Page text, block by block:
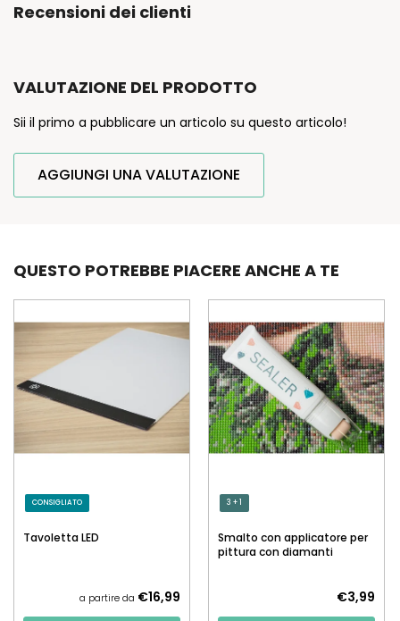
Recensioni dei clienti
VALUTAZIONE DEL PRODOTTO
Sii il primo a pubblicare un articolo su questo articolo!
AGGIUNGI UNA VALUTAZIONE
QUESTO POTREBBE PIACERE ANCHE A TE
CONSIGLIATO
Tavoletta LED
a partire da €16,99
3 + 1
Smalto con applicatore per
pittura con diamanti
€3,99